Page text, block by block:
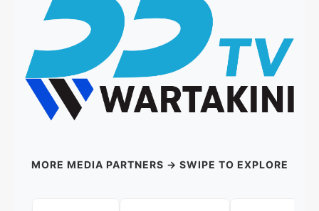
MORE MEDIA PARTNERS → SWIPE TO EXPLORE